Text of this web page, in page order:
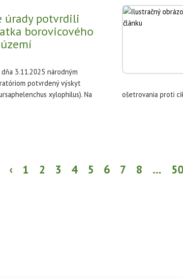
úrady potvrdili
borovicového
3.11.2025 národným
potvrdený výskyt
xylophilus). Na
ošetrovania proti
‹ 1 2 3 4 5 6 7 8 ... 50